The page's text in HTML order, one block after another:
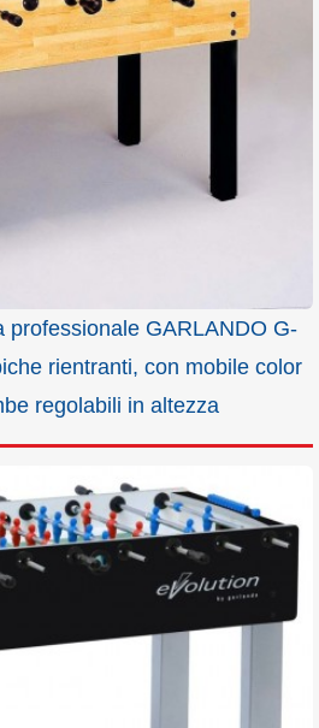
professionale GARLANDO G-
rientranti, con mobile color
regolabili in altezza